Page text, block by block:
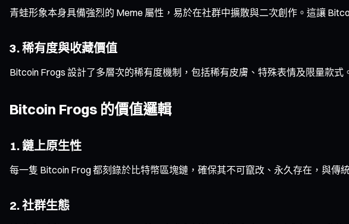
青蛙形象本身具備強烈的 Meme 屬性，易於在社群中擴散與二次創作。這讓
3. 稀有度與收藏價值
Bitcoin Frogs 設計了多層次的稀有度機制，包括稀有皮膚、特殊表情及限量款
Bitcoin Frogs 的價值邏輯
1. 鏈上原生性
每一隻 Bitcoin Frog 都刻錄於比特幣區塊鏈，確保其不可竄改、永久存在，與傳
2. 社群生態